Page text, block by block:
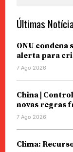
Últimas
ONU condena
alerta para
7 Ago 2026
China |
novas regras
7 Ago 2026
Clima: